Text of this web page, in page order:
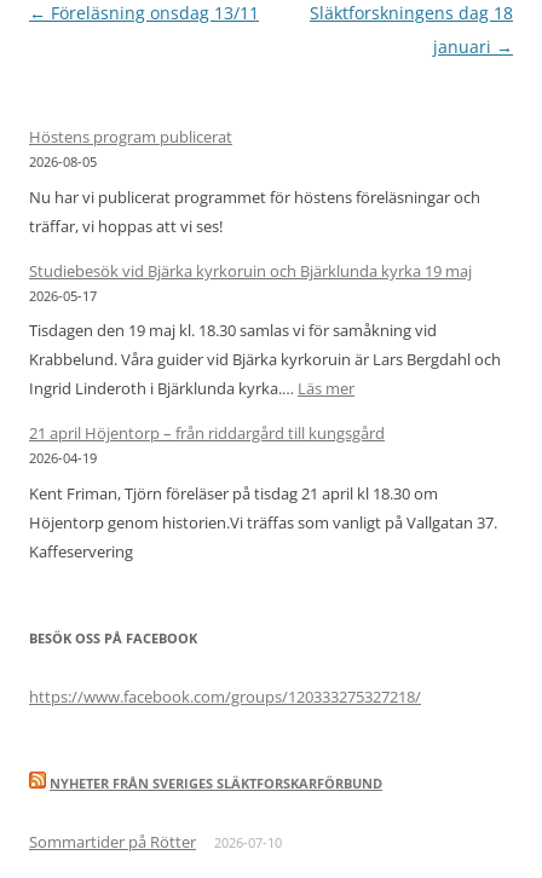
Inläggsnavigering
← Föreläsning onsdag 13/11
Släktforskningens dag 18
januari →
Höstens program publicerat
2026-08-05
Nu har vi publicerat programmet för höstens föreläsningar och
träffar, vi hoppas att vi ses!
Studiebesök vid Bjärka kyrkoruin och Bjärklunda kyrka 19 maj
2026-05-17
Tisdagen den 19 maj kl. 18.30 samlas vi för samåkning vid
Krabbelund. Våra guider vid Bjärka kyrkoruin är Lars Bergdahl och
Ingrid Linderoth i Bjärklunda kyrka.… Läs mer:
vid
kyrkoruin
och
21 april Höjentorp – från riddargård till kungsgård
2026-04-19
Kent Friman, Tjörn föreläser på tisdag 21 april kl 18.30 om
Höjentorp genom historien.Vi träffas som vanligt på Vallgatan 37.
Kaffeservering
BESÖK OSS PÅ FACEBOOK
https://www.facebook.com/groups/120333275327218/
NYHETER FRÅN SVERIGES SLÄKTFORSKARFÖRBUND
Sommartider på Rötter 2026-07-10